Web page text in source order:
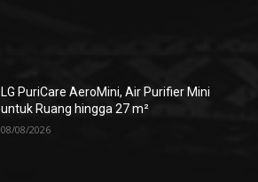
LG PuriCare AeroMini, Air Purifier Mini
untuk Ruang hingga 27 m²
08/08/2026